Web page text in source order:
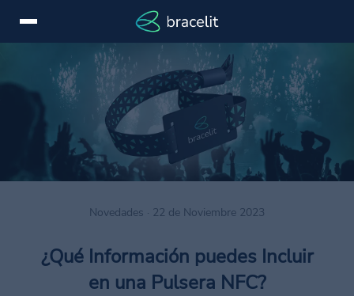
Iniciar
sesión
EN
Servicios
Dispositivos
Novedades
Novedades · 22 de Noviembre 2023
¿Qué Información puedes Incluir
en una Pulsera NFC?